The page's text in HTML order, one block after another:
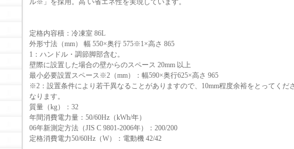
ル※」を採用。高 い省エネ性を実現しています。
定格内容積：冷凍室 86L
外形寸法（mm） 幅 550×奥行 575※1×高さ 865
1：ハンドル・調節脚部含む。
壁際に設置した場合の壁からのスペース 20mm 以上
最小必要設置スペース※2（mm）：幅590×奥行625×高さ 965
※2：設置条件により若干異なることがありますので、10mm程度余裕をとってく
なります。
質量（kg）：32
年間消費電力量：50/60Hz（kWh/年）
06年新測定方法（JIS C 9801-2006年）：200/200
定格消費電力50/60Hz（W）：電動機 42/42